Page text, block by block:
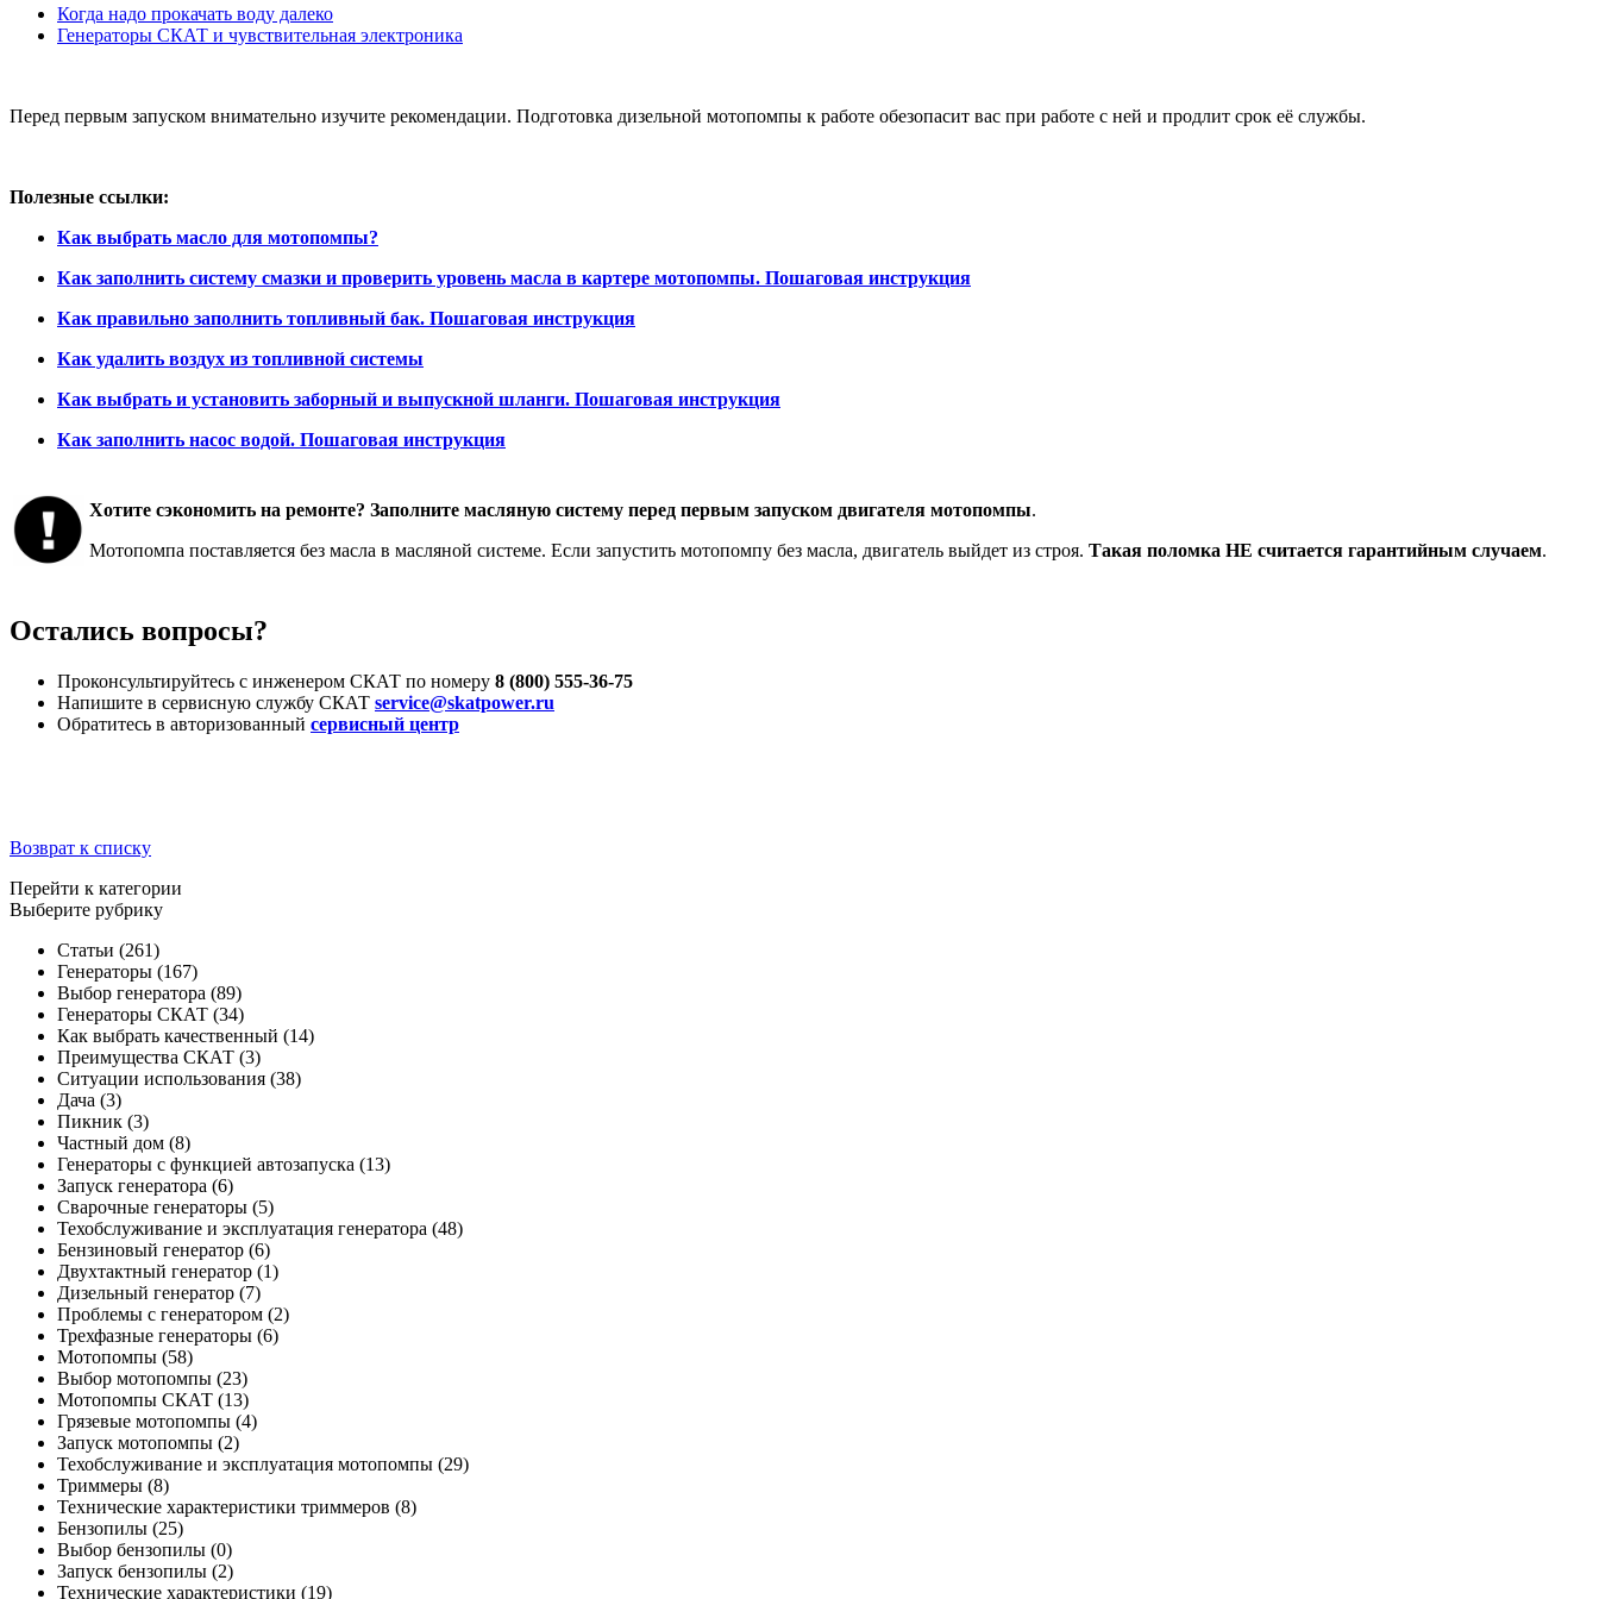
Когда надо прокачать воду далеко
Генераторы СКАТ и чувствительная электроника
Перед первым запуском внимательно изучите рекомендации. Подготовка дизельной мотопомпы к работе обезопасит вас при работе с ней и продлит срок её службы.
Полезные ссылки:
Как выбрать масло для мотопомпы?
Как заполнить систему смазки и проверить уровень масла в картере мотопомпы. Пошаговая инструкция
Как правильно заполнить топливный бак. Пошаговая инструкция
Как удалить воздух из топливной системы
Как выбрать и установить заборный и выпускной шланги. Пошаговая инструкция
Как заполнить насос водой. Пошаговая инструкция
Хотите сэкономить на ремонте? Заполните масляную систему перед первым запуском двигателя мотопомпы.
Мотопомпа поставляется без масла в масляной системе. Если запустить мотопомпу без масла, двигатель выйдет из строя. Такая поломка НЕ считается гарантийным случаем.
Остались вопросы?
Проконсультируйтесь с инженером СКАТ по номеру 8 (800) 555-36-75
Напишите в сервисную службу СКАТ service@skatpower.ru
Обратитесь в авторизованный сервисный центр
Возврат к списку
Перейти к категории
Выберите рубрику
Статьи (261)
Генераторы (167)
Выбор генератора (89)
Генераторы СКАТ (34)
Как выбрать качественный (14)
Преимущества СКАТ (3)
Ситуации использования (38)
Дача (3)
Пикник (3)
Частный дом (8)
Генераторы с функцией автозапуска (13)
Запуск генератора (6)
Сварочные генераторы (5)
Техобслуживание и эксплуатация генератора (48)
Бензиновый генератор (6)
Двухтактный генератор (1)
Дизельный генератор (7)
Проблемы с генератором (2)
Трехфазные генераторы (6)
Мотопомпы (58)
Выбор мотопомпы (23)
Мотопомпы СКАТ (13)
Грязевые мотопомпы (4)
Запуск мотопомпы (2)
Техобслуживание и эксплуатация мотопомпы (29)
Триммеры (8)
Технические характеристики триммеров (8)
Бензопилы (25)
Выбор бензопилы (0)
Запуск бензопилы (2)
Технические характеристики (19)